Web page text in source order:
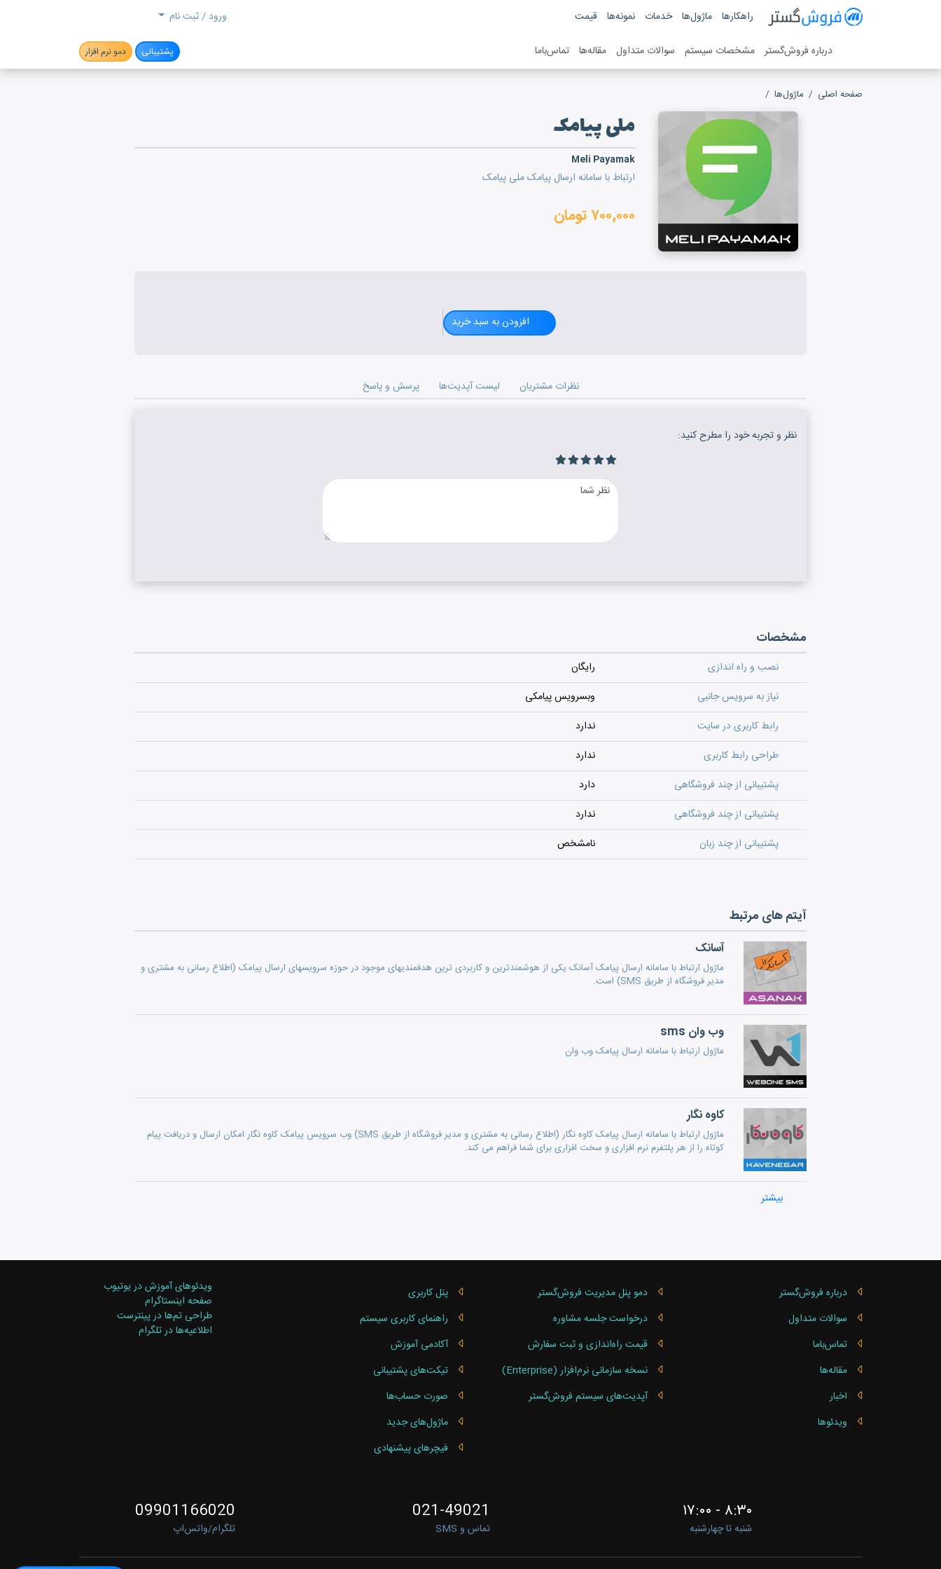
فروش گستر
راهکارها ماژول‌ها خدمات نمونه‌ها قیمت ورود / ثبت نام
درباره فروش‌گستر مشخصات سیستم سوالات متداول مقاله‌ها تماس‌باما پشتیبانی دمو نرم افزار
صفحه اصلی ماژول‌ها
ملی پیامک
Meli Payamak
ارتباط با سامانه ارسال پیامک ملی پیامک
۷۰۰,۰۰۰ تومان
افزودن به سبد خرید
نظرات مشتریان لیست آپدیت‌ها پرسش و پاسخ
نظر و تجربه خود را مطرح کنید:
مشخصات
نصب و راه اندازی
رایگان
نیاز به سرویس جانبی
وبسرویس پیامکی
رابط کاربری در سایت
ندارد
طراحی رابط کاربری
ندارد
پشتیبانی از چند فروشگاهی
دارد
پشتیبانی از چند فروشگاهی
ندارد
پشتیبانی از چند زبان
نامشخص
آیتم های مرتبط
آسانک
ماژول ارتباط با سامانه ارسال پیامک آسانک یکی از هوشمندترین و کاربردی ترین هدفمندیهای موجود در حوزه سرویسهای ارسال پیامک (اطلاع رسانی به مشتری و
مدیر فروشگاه از طریق SMS) است.
وب وان sms
ماژول ارتباط با سامانه ارسال پیامک وب وان
کاوه نگار
ماژول ارتباط با سامانه ارسال پیامک کاوه نگار (اطلاع رسانی به مشتری و مدیر فروشگاه از طریق SMS) وب سرویس پیامک کاوه نگار امکان ارسال و دریافت پیام
کوتاه را از هر پلتفرم نرم افزاری و سخت افزاری برای شما فراهم می کند.
خدمات یکپارچه‌سازی و توسعه ارتباط سیستم‌های مالی، CRM و دیگر نرم‌افزارها با فروشگاه‌های آنلاین فروش‌گستر، به‌منظور تبادل دقیق و مداوم اطلاعات بین
سیستم‌ها به‌طور خودکار فرآیندهای خرید، فروش، انبار، حسابداری و بازرگانی را به هم متصل کرده و کارایی کسب‌وکار شما را به‌طور چشمگیری افزایش می‌دهد.
بیشتر
درباره فروش‌گستر
سوالات متداول
تماس‌باما
مقاله‌ها
اخبار
ویدئوها
دمو پنل مدیریت فروش‌گستر
درخواست جلسه مشاوره
قیمت راه‌اندازی و ثبت سفارش
نسخه سازمانی نرم‌افزار (Enterprise)
آپدیت‌های سیستم فروش‌گستر
پنل کاربری
راهنمای کاربری سیستم
آکادمی آموزش
تیکت‌های پشتیبانی
صورت‌ حساب‌ها
ماژول‌های جدید
فیچرهای پیشنهادی
ویدئوهای آموزش در یوتیوب
صفحه اینستاگرام
طراحی تم‌ها در پینترست
اطلاعیه‌ها در تلگرام
۸:۳۰ - ۱۷:۰۰
شنبه تا چهارشنبه
021-49021
تماس و SMS
09901166020
تلگرام/واتس‌اپ